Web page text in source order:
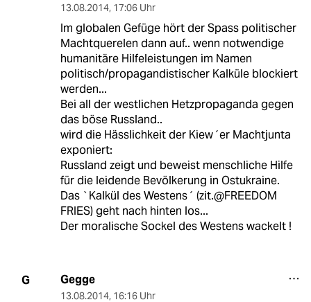
13.08.2014, 17:06 Uhr
Im globalen Gefüge hört der Spass politischer
Machtquerelen dann auf.. wenn notwendige
humanitäre Hilfeleistungen im Namen
politisch/propagandistischer Kalküle blockiert
werden...
Bei all der westlichen Hetzpropaganda gegen
das böse Russland..
wird die Hässlichkeit der Kiew´er Machtjunta
exponiert:
Russland zeigt und beweist menschliche Hilfe
für die leidende Bevölkerung in Ostukraine.
Das `Kalkül des Westens´ (zit.@FREEDOM
FRIES) geht nach hinten los...
Der moralische Sockel des Westens wackelt !
G Gegge
13.08.2014, 16:16 Uhr